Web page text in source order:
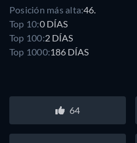
Posición más alta:46.
Top 10:0 DÍAS
Top 100:2 DÍAS
Top 1000:186 DÍAS
64